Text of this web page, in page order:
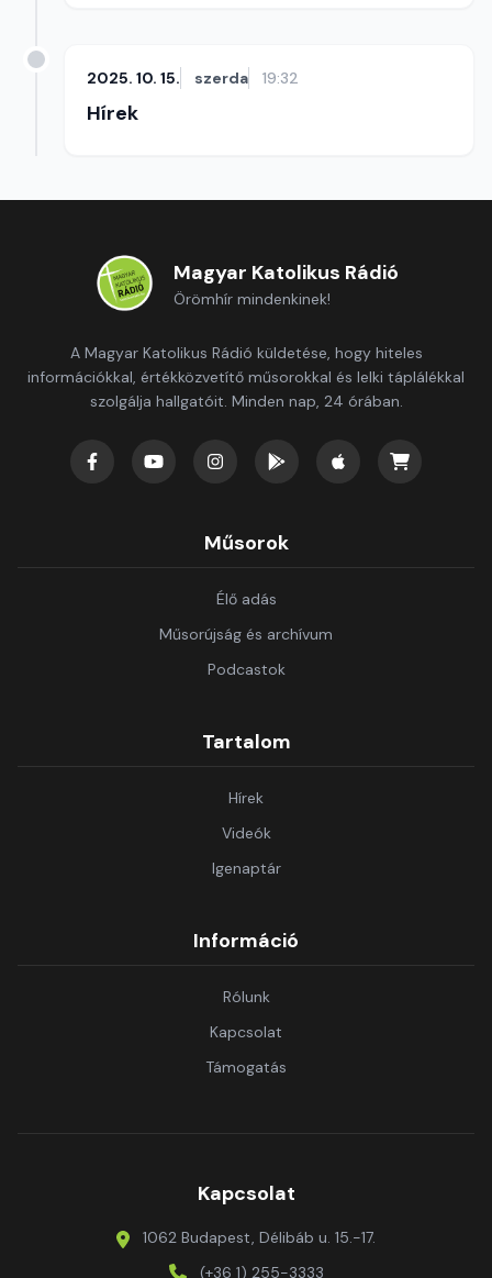
2025. 10. 15. szerda 19:32
Hírek
Magyar Katolikus Rádió
Örömhír mindenkinek!
A Magyar Katolikus Rádió küldetése, hogy hiteles
információkkal, értékközvetítő műsorokkal és lelki táplálékkal
szolgálja hallgatóit. Minden nap, 24 órában.
Műsorok
Élő adás
Műsorújság és archívum
Podcastok
Tartalom
Hírek
Videók
Igenaptár
Információ
Rólunk
Kapcsolat
Támogatás
Kapcsolat
1062 Budapest, Délibáb u. 15.-17.
(+36 1) 255-3333